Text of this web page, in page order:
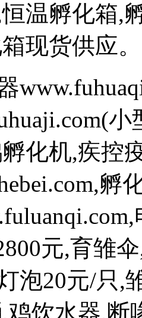
温孵化箱,
现货供应。
化机,疾控
孵
元,育雏
泡20元/只,
鸡饮水器,